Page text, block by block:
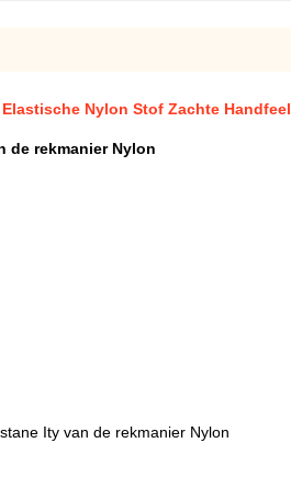
Nylon Stof Zachte Handfeel
de rekmanier Nylon
Ity van de rekmanier Nylon